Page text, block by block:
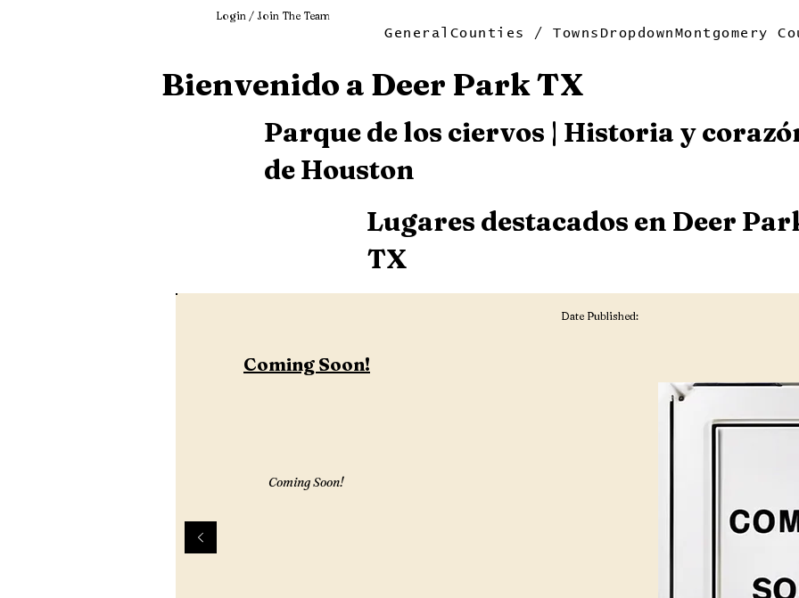
Login / Join The Team
General Counties / Towns Dropdown Montgomery
Bienvenido a Deer Park TX
Parque de los ciervos | Historia y
de Houston
Lugares destacados en Deer
TX
Date Published:
Coming Soon!
Coming Soon!